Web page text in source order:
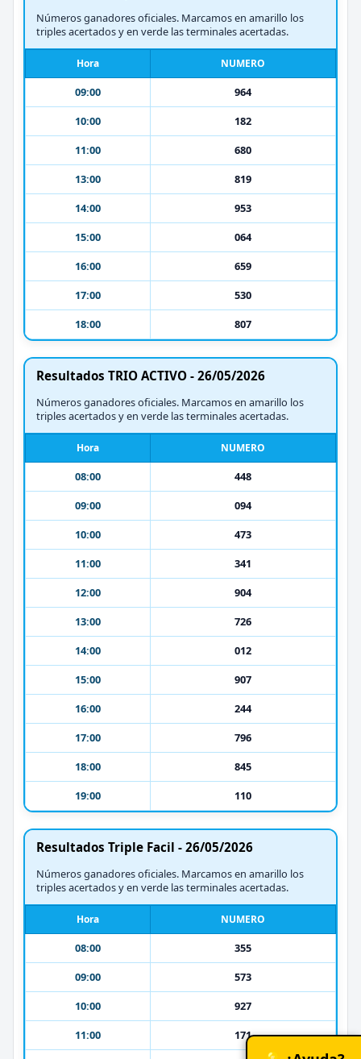
Números ganadores oficiales. Marcamos en amarillo los
triples acertados y en verde las terminales acertadas.
Hora NUMERO
09:00
964
10:00
182
11:00
680
13:00
819
14:00
953
15:00
064
16:00
659
17:00
530
18:00
807
Resultados TRIO ACTIVO - 26/05/2026
Números ganadores oficiales. Marcamos en amarillo los
triples acertados y en verde las terminales acertadas.
Hora NUMERO
08:00
448
09:00
094
10:00
473
11:00
341
12:00
904
13:00
726
14:00
012
15:00
907
16:00
244
17:00
796
18:00
845
19:00
110
Resultados Triple Facil - 26/05/2026
Números ganadores oficiales. Marcamos en amarillo los
triples acertados y en verde las terminales acertadas.
Hora NUMERO
08:00
355
09:00
573
10:00
927
11:00
171